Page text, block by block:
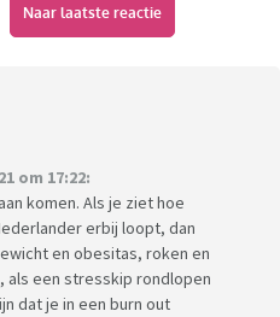
... die moeten zich toch de
Naar laatste reactie
om 17:22:
komen. Als je ziet hoe
erbij loopt, dan
en obesitas, roken en
als een stresskip rondlopen
dat je in een burn out